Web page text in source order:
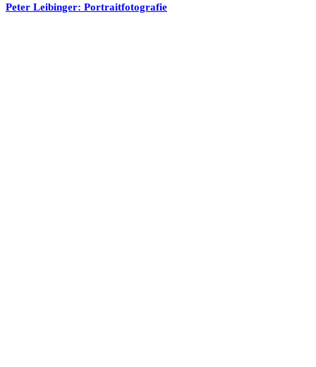
Peter Leibinger: Portraitfotografie